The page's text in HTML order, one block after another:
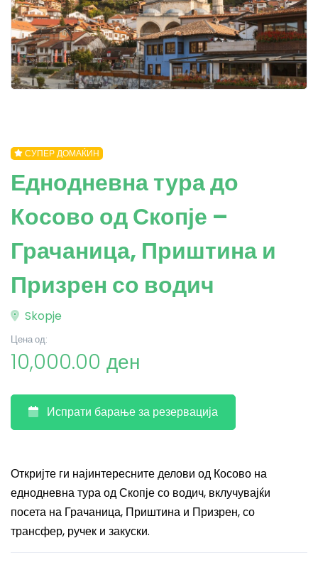
СУПЕР ДОМАЌИН
Еднодневна тура до
Косово од Скопје –
Грачаница, Приштина и
Призрен со водич
Skopje
Цена од:
10,000.00 ден
Испрати барање за резервација
Откријте ги најинтересните делови од Косово на
еднодневна тура од Скопје со водич, вклучувајќи
посета на Грачаница, Приштина и Призрен, со
трансфер, ручек и закуски.